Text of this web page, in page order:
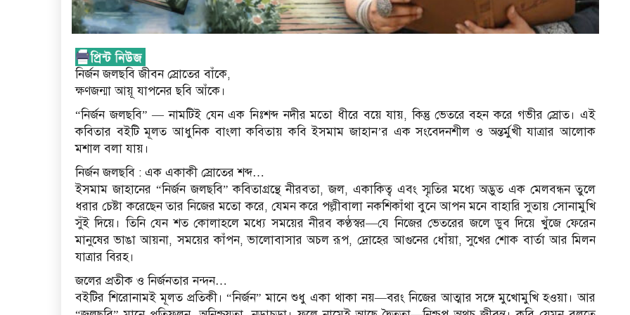
নির্জন জলছবি জীবন স্রোতের বাঁকে,
ক্ষণজন্মা আয়ূ যাপনের ছবি আঁকে।
“নির্জন জলছবি” — নামটিই যেন এক নিঃশব্দ নদীর মতো ধীরে বয়ে যায়, কিন্তু ভেতরে বহন করে গভীর স্রোত। এই
কবিতার বইটি মূলত আধুনিক বাংলা কবিতায় কবি ইসমাম জাহান’র এক সংবেদনশীল ও অন্তর্মুখী যাত্রার আলোক
মশাল বলা যায়।
নির্জন জলছবি : এক একাকী স্রোতের শব্দ…
ইসমাম জাহানের “নির্জন জলছবি” কবিতাগ্রন্থে নীরবতা, জল, একাকিত্ব এবং স্মৃতির মধ্যে অদ্ভুত এক মেলবন্ধন তুলে
ধরার চেষ্টা করেছেন তার নিজের মতো করে, যেমন করে পল্লীবালা নকশিকাঁথা বুনে আপন মনে বাহারি সুতায় সোনামুখি
সুঁই দিয়ে। তিনি যেন শত কোলাহলে মধ্যে সময়ের নীরব কণ্ঠস্বর—যে নিজের ভেতরের জলে ডুব দিয়ে খুঁজে ফেরেন
মানুষের ভাঙা আয়না, সময়ের কাঁপন, ভালোবাসার অচল রূপ, দ্রোহের আগুনের ধোঁয়া, সুখের শোক বার্তা আর মিলন
যাত্রার বিরহ।
জলের প্রতীক ও নির্জনতার নন্দন…
বইটির শিরোনামই মূলত প্রতিকী। “নির্জন” মানে শুধু একা থাকা নয়—বরং নিজের আত্মার সঙ্গে মুখোমুখি হওয়া। আর